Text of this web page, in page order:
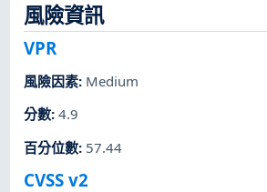
風險資訊
VPR
風險因素: Medium
分數:4.9
百分位數: 57.44
CVSS v2